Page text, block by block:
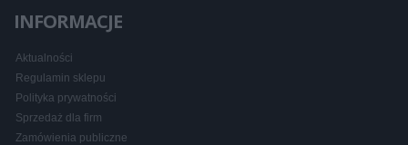
INFORMACJE
Aktualności
Regulamin sklepu
Polityka prywatności
Sprzedaż dla firm
Zamówienia publiczne